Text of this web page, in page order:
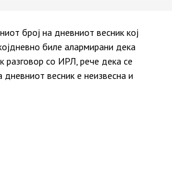
број на дневниот весник кој
биле алармирани дека
разговор со ИРЛ, рече дека се
весник е неизвесна и